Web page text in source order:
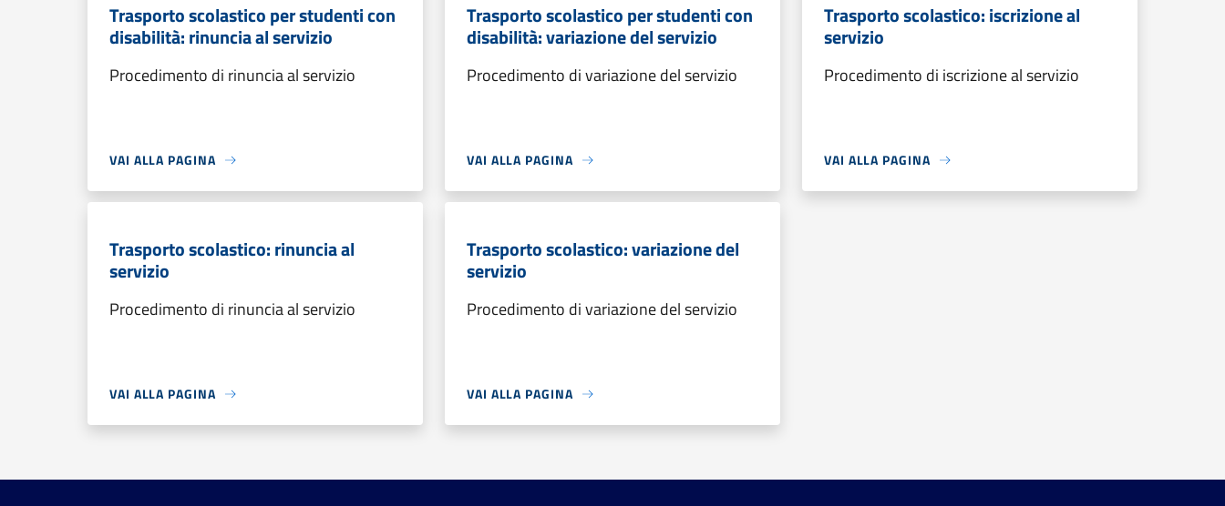
Trasporto scolastico per studenti con
disabilità: rinuncia al servizio
Procedimento di rinuncia al servizio
VAI ALLA PAGINA
Trasporto scolastico per studenti con
disabilità: variazione del servizio
Procedimento di variazione del servizio
VAI ALLA PAGINA
Trasporto scolastico: iscrizione al
servizio
Procedimento di iscrizione al servizio
VAI ALLA PAGINA
Trasporto scolastico: rinuncia al
servizio
Procedimento di rinuncia al servizio
VAI ALLA PAGINA
Trasporto scolastico: variazione del
servizio
Procedimento di variazione del servizio
VAI ALLA PAGINA